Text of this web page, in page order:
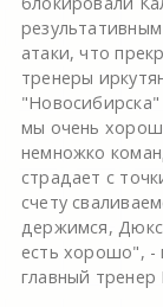
атаки, что
тренеры
мы очень
немножко
страдает с
счету
держимся,
есть хорошо", -
главный тренер